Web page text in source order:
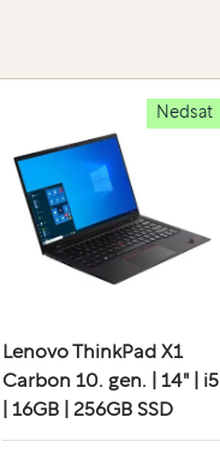
Nedsat
Lenovo ThinkPad X1
Carbon 10. gen. | 14" | i5
| 16GB | 256GB SSD